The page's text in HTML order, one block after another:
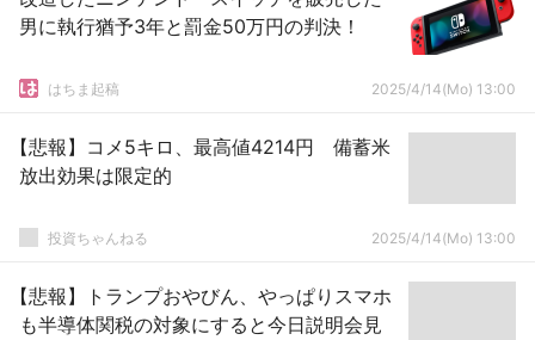
男に執行猶予3年と罰金50万円の判決！
はちま起稿 2025/4/14(Mo) 13:00
【悲報】コメ5キロ、最高値4214円 備蓄米
放出効果は限定的
投資ちゃんねる 2025/4/14(Mo) 13:00
【悲報】トランプおやびん、やっぱりスマホ
も半導体関税の対象にすると今日説明会見